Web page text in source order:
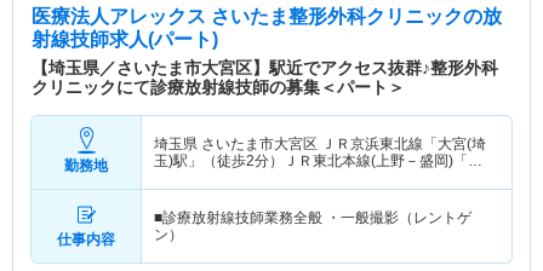
医療法人アレックス さいたま整形外科クリニックの放
射線技師求人(パート)
【埼玉県／さいたま市大宮区】駅近でアクセス抜群♪整形外科
クリニックにて診療放射線技師の募集＜パート＞
勤務地
埼玉県 さいたま市大宮区 ＪＲ京浜東北線「大宮(埼
玉)駅」（徒歩2分）ＪＲ東北本線(上野－盛岡)「大
仕事内容
■診療放射線技師業務全般 ・一般撮影（レントゲ
ン）